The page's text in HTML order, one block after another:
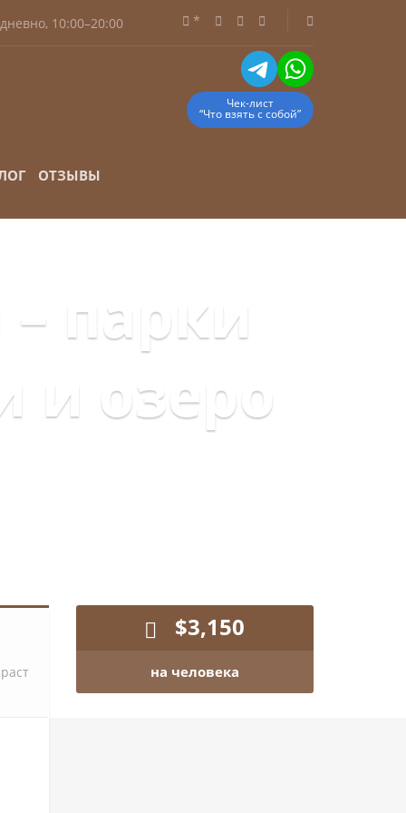
10:00–20:00 *
Чек-лист
“Что взять с собой”
ОТЗЫВЫ
парки
и озеро
$3,150
на человека